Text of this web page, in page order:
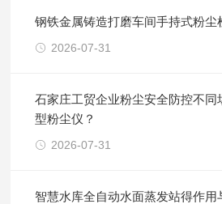
钢铁金属铸造打磨车间手持式粉尘
2026-07-31
石家庄工贸企业粉尘安全防控不同
型粉尘仪？
2026-07-31
智慧水库全自动水面蒸发站得作用